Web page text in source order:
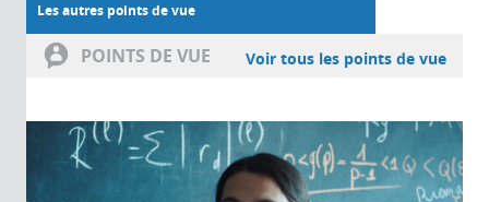
Les autres points de vue
POINTS DE VUE Voir tous les points de vue